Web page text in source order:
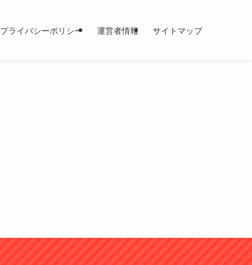
プライバシーポリシー 運営者情報 サイトマップ